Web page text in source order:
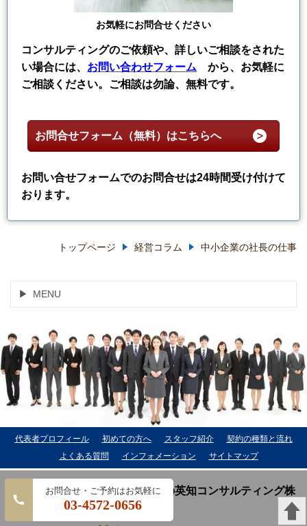
03-4572-0656
お気軽にお問合せください
コンサルティングのご依頼や、詳しいご相談をされた
い場合には、 お問い合わせフォーム
から、お気軽に
ご相談ください。ご相談は勿論、無料です。
お問合せフォーム（無料）はこちらへ
お問い合せフォームでのお問合せは24時間受け付けて
おります。
トップページ 経営コラム 中小企業の社長の仕事
MENU
代表者プロフィール 初めての方へ スタッフ紹介
契約の種類と流れ
よくある質問
インフォメーション サイトマップ
中小企業の経営コンサルは東京の英知コンサルティング株
式会社